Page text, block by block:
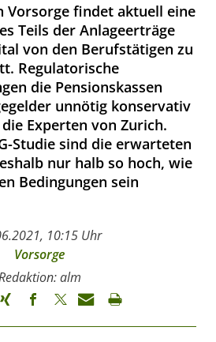
Vorsorge findet aktuell eine
Teils der Anlageerträge
von den Berufstätigen zu
Regulatorische
die Pensionskassen
unnötig konservativ
Experten von Zurich.
Studie sind die erwarteten
nur halb so hoch, wie
Bedingungen sein
10:15 Uhr
Vorsorge
alm